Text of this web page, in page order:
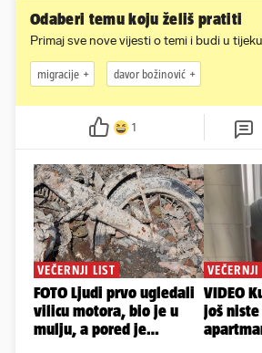
Odaberi temu koju želiš pratiti
Primaj sve nove vijesti o temi i budi u tijeku
migracije davor božinović
1